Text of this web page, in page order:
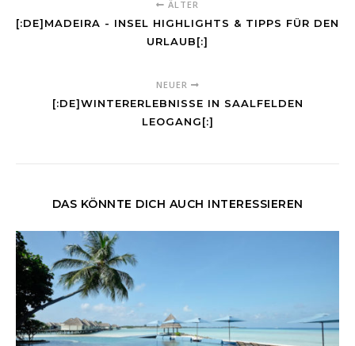
ÄLTER
[:DE]MADEIRA - INSEL HIGHLIGHTS & TIPPS FÜR DEN
URLAUB[:]
NEUER
[:DE]WINTERERLEBNISSE IN SAALFELDEN
LEOGANG[:]
DAS KÖNNTE DICH AUCH INTERESSIEREN